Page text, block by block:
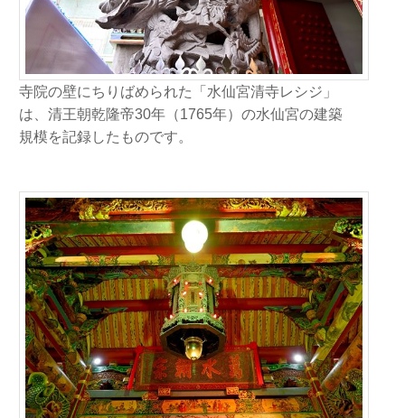
寺院の壁にちりばめられた「水仙宮清寺レシジ」
は、清王朝乾隆帝30年（1765年）の水仙宮の建築
規模を記録したものです。